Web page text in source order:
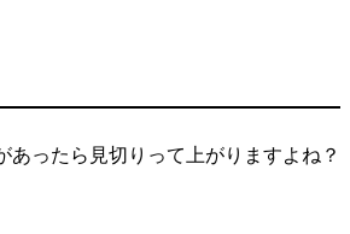
あったら見切りって上がりますよね？